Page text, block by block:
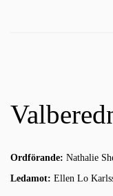
Ordförande: Nathalie
Ledamot: Ellen Lo